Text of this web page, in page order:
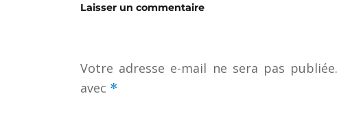
Laisser un commentaire
Votre adresse e-mail ne sera pas publiée.
avec *